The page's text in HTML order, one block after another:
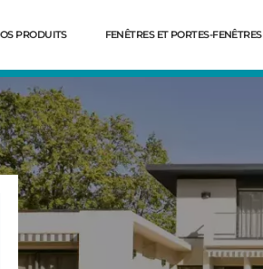
PRODUITS FENÊTRES ET PORTES-FENÊTRES